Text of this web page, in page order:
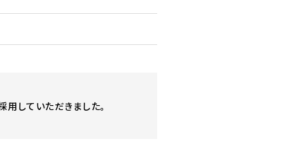
していただきました。